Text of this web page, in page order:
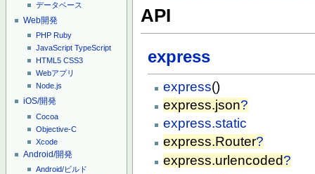
データベース
Web開発
PHP Ruby
JavaScript TypeScript
HTML5 CSS3
Webアプリ
Node.js
iOS/開発
Cocoa
Objective-C
Xcode
Android/開発
Android/ビルド
API
express
express()
express.json?
express.static
express.Router?
express.urlencoded?